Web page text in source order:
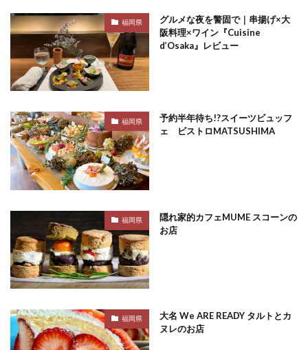
福岡県
グルメな夜を警固で｜串揚げ×大
阪料理×ワイン『Cuisine
d’Osaka』レビュー
福岡県
予約半年待ち!?スイーツビュッフ
ェ ビストロMATSUSHIMA
福岡県
隠れ家的カフェMUME スコーンの
お店
福岡県
大名 We ARE READY タルトとカ
ヌレのお店